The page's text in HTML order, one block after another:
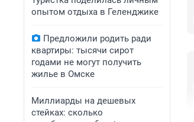
опытом отдыха в Геленджике
Предложили родить ради
квартиры: тысячи сирот
годами не могут получить
жилье в Омске
Миллиарды на дешевых
стейках: сколько